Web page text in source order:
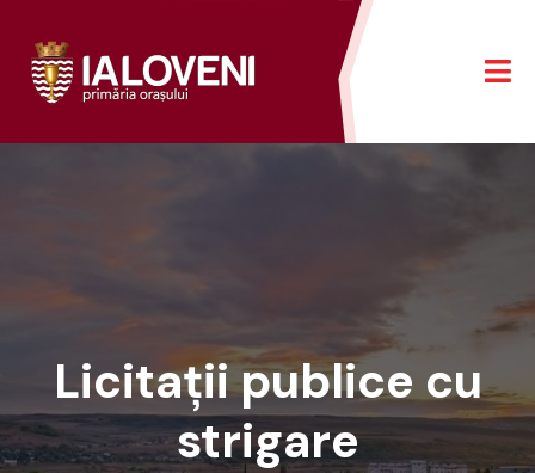
Licitații publice cu
strigare